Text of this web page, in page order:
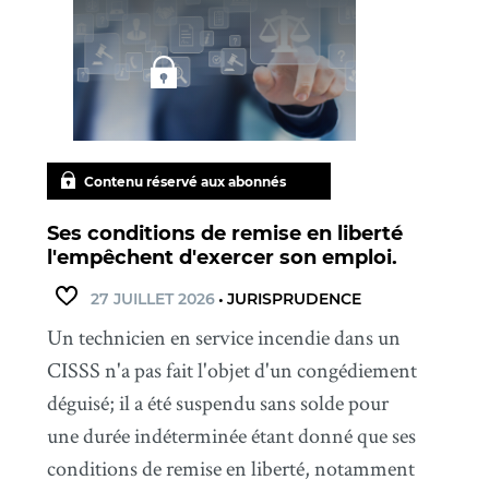
Contenu réservé aux abonnés
Ses conditions de remise en liberté
l'empêchent d'exercer son emploi.
27 JUILLET 2026• JURISPRUDENCE
Un technicien en service incendie dans un
CISSS n'a pas fait l'objet d'un congédiement
déguisé; il a été suspendu sans solde pour
une durée indéterminée étant donné que ses
conditions de remise en liberté, notamment